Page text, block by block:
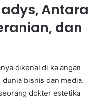
Antara
dan
dikenal di kalangan
bisnis dan media.
dokter estetika